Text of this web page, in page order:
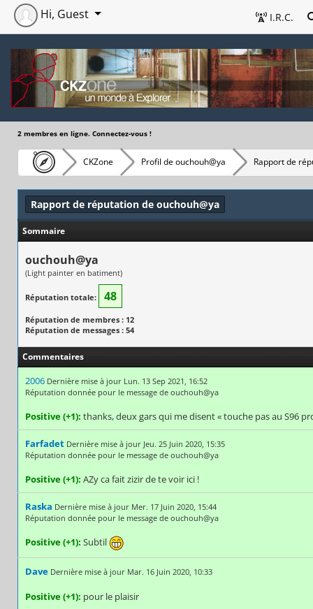
I.R.C.
Hi, Guest
2 membres en ligne. Connectez-vous !
CKZone Profil de ouchouh@ya Rapport de
Rapport de réputation de ouchouh@ya
Sommaire
ouchouh@ya
(Light painter en batiment)
Réputation totale: 48
Réputation de membres : 12
Réputation de messages : 54
Commentaires
2006 Dernière mise à jour Lun. 13 Sep 2021, 16:52
Réputation donnée pour le message de ouchouh@ya
Positive (+1): thanks, deux gars qui me disent « touche pas au S96
Farfadet Dernière mise à jour Jeu. 25 Juin 2020, 15:35
Réputation donnée pour le message de ouchouh@ya
Positive (+1): AZy ca fait zizir de te voir ici !
Raska Dernière mise à jour Mer. 17 Juin 2020, 15:44
Réputation donnée pour le message de ouchouh@ya
Positive (+1): Subtil
Dave Dernière mise à jour Mar. 16 Juin 2020, 10:33
Positive (+1): pour le plaisir